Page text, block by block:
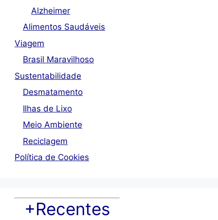
Alzheimer
Alimentos Saudáveis
Viagem
Brasil Maravilhoso
Sustentabilidade
Desmatamento
Ilhas de Lixo
Meio Ambiente
Reciclagem
Política de Cookies
+Recentes